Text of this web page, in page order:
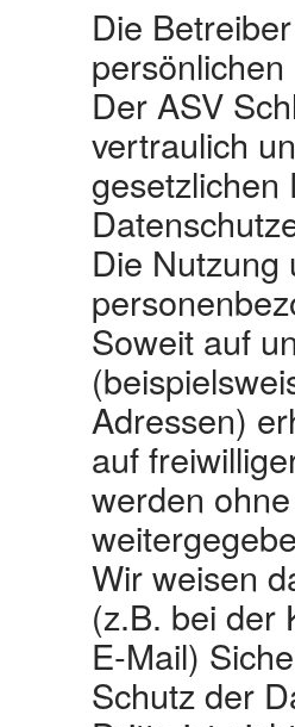
Die
Der ASV
vertraulich
gesetzlichen
Die Nutzung
Soweit auf
Adressen)
auf
werden
Wir weisen
(z.B. bei der
E‐Mail)
Schutz der